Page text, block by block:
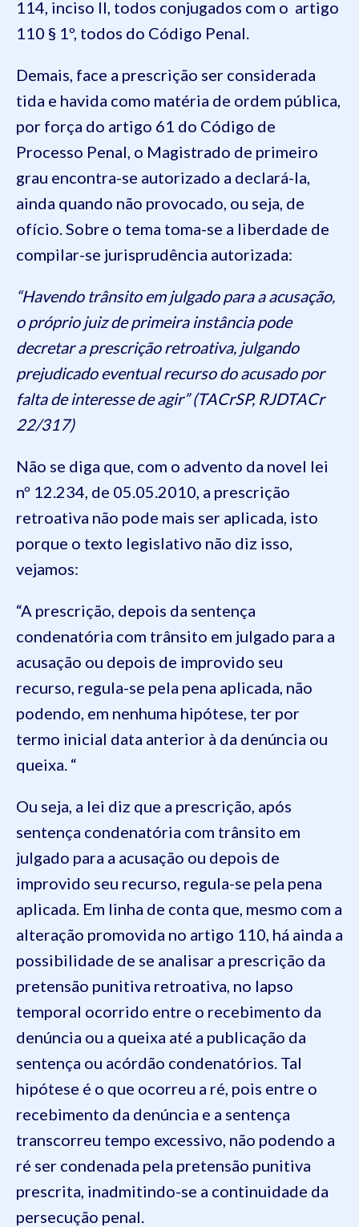
114, inciso II, todos conjugados com o artigo
110 § 1º, todos do Código Penal.
Demais, face a prescrição ser considerada
tida e havida como matéria de ordem pública,
por força do artigo 61 do Código de
Processo Penal, o Magistrado de primeiro
grau encontra-se autorizado a declará-la,
ainda quando não provocado, ou seja, de
ofício. Sobre o tema toma-se a liberdade de
compilar-se jurisprudência autorizada:
“Havendo trânsito em julgado para a acusação,
o próprio juiz de primeira instância pode
decretar a prescrição retroativa, julgando
prejudicado eventual recurso do acusado por
falta de interesse de agir” (TACrSP, RJDTACr
22/317)
Não se diga que, com o advento da novel lei
nº 12.234, de 05.05.2010, a prescrição
retroativa não pode mais ser aplicada, isto
porque o texto legislativo não diz isso,
vejamos:
“A prescrição, depois da sentença
condenatória com trânsito em julgado para a
acusação ou depois de improvido seu
recurso, regula-se pela pena aplicada, não
podendo, em nenhuma hipótese, ter por
termo inicial data anterior à da denúncia ou
queixa. “
Ou seja, a lei diz que a prescrição, após
sentença condenatória com trânsito em
julgado para a acusação ou depois de
improvido seu recurso, regula-se pela pena
aplicada. Em linha de conta que, mesmo com a
alteração promovida no artigo 110, há ainda a
possibilidade de se analisar a prescrição da
pretensão punitiva retroativa, no lapso
temporal ocorrido entre o recebimento da
denúncia ou a queixa até a publicação da
sentença ou acórdão condenatórios. Tal
hipótese é o que ocorreu a ré, pois entre o
recebimento da denúncia e a sentença
transcorreu tempo excessivo, não podendo a
ré ser condenada pela pretensão punitiva
prescrita, inadmitindo-se a continuidade da
persecução penal.